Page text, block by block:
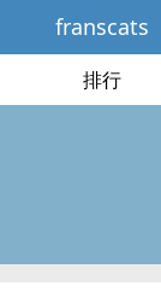
franscats
排行